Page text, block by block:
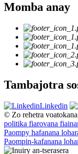
Momba anay
Tambajotra
Linkedin
© Zo rehetra
politika fiarovana
Paompy hafanana
Paompin-kafanana